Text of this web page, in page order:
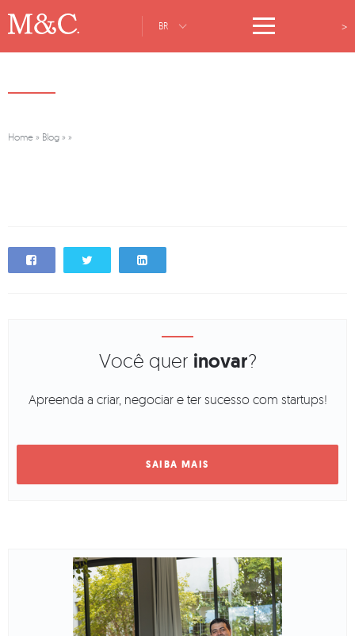
BR >
Home » Blog » »
Você quer inovar?
Apreenda a criar, negociar e ter sucesso com startups!